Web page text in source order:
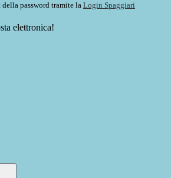
password tramite la Login Spaggiari
elettronica!